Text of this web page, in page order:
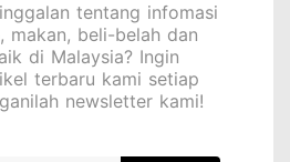
tentang infomasi
makan, beli-belah dan
di Malaysia? Ingin
terbaru kami setiap
newsletter kami!